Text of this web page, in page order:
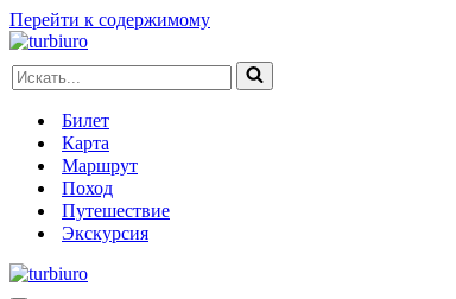
Перейти к содержимому
Искать...
Билет
Карта
Маршрут
Поход
Путешествие
Экскурсия